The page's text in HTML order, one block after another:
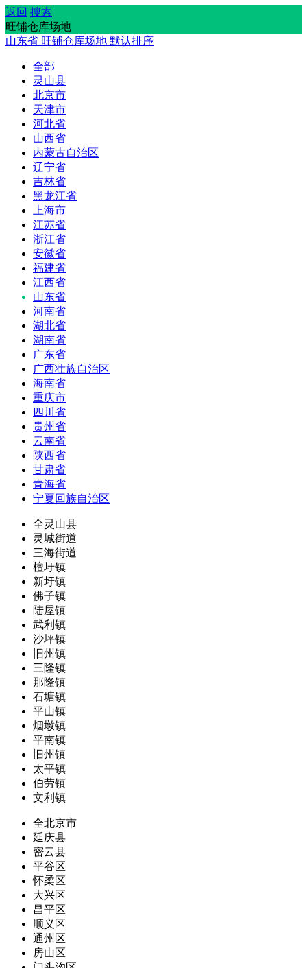
返回 搜索
旺铺仓库场地
山东省 旺铺仓库场地 默认排序
全部
灵山县
北京市
天津市
河北省
山西省
内蒙古自治区
辽宁省
吉林省
黑龙江省
上海市
江苏省
浙江省
安徽省
福建省
江西省
山东省
河南省
湖北省
湖南省
广东省
广西壮族自治区
海南省
重庆市
四川省
贵州省
云南省
陕西省
甘肃省
青海省
宁夏回族自治区
全灵山县
灵城街道
三海街道
檀圩镇
新圩镇
佛子镇
陆屋镇
武利镇
沙坪镇
旧州镇
三隆镇
那隆镇
石塘镇
平山镇
烟墩镇
平南镇
旧州镇
太平镇
伯劳镇
文利镇
全北京市
延庆县
密云县
平谷区
怀柔区
大兴区
昌平区
顺义区
通州区
房山区